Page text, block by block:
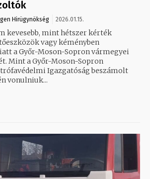
Hirügynökség 2026.01.15.
kevesebb, mint hétszer kérték
vagy kéményben
a Győr-Moson-Sopron vármegyei
Igazgatóság beszámolt
vonulniuk...